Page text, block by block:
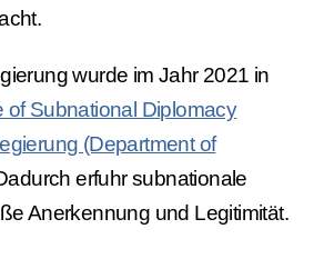
wurde im Jahr 2021 in
of Subnational Diplomacy
(Department of
erfuhrsubnationale
Anerkennung und Legitimität.